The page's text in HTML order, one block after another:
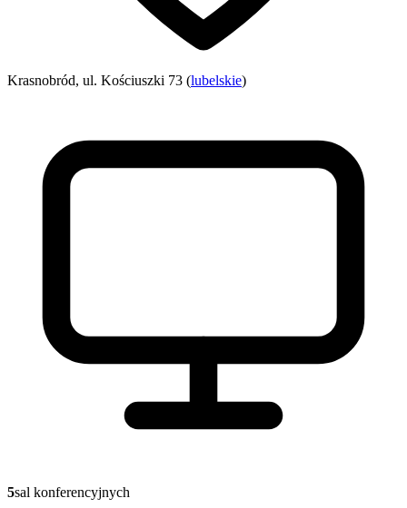
Krasnobród, ul. Kościuszki 73 (lubelskie)
5sal konferencyjnych